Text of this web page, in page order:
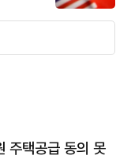
주택공급 동의 못